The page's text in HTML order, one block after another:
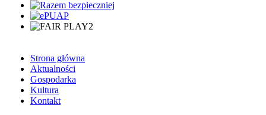
Strona główna
Aktualności
Gospodarka
Kultura
Kontakt